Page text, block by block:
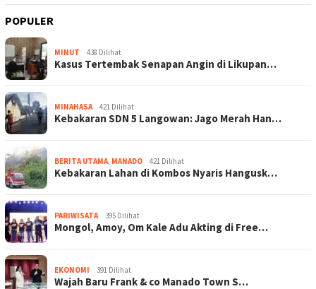
POPULER
MINUT 438 Dilihat
Kasus Tertembak Senapan Angin di Likupan…
MINAHASA 421 Dilihat
Kebakaran SDN 5 Langowan: Jago Merah Han…
BERITA UTAMA, MANADO 421 Dilihat
Kebakaran Lahan di Kombos Nyaris Hangusk…
PARIWISATA 395 Dilihat
Mongol, Amoy, Om Kale Adu Akting di Free…
EKONOMI 391 Dilihat
Wajah Baru Frank & co Manado Town S…